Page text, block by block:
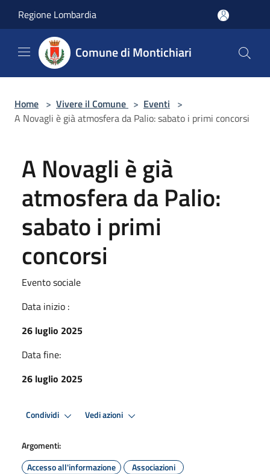
Regione Lombardia
Comune di Montichiari
Home > Vivere il Comune > Eventi >
A Novagli è già atmosfera da Palio: sabato i primi concorsi
A Novagli è già
atmosfera da Palio:
sabato i primi
concorsi
Evento sociale
Data inizio :
26 luglio 2025
Data fine:
26 luglio 2025
Condividi Vedi azioni
Argomenti:
Accesso all'informazione
Associazioni